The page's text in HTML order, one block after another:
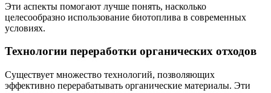
Эти аспекты помогают лучше понять, насколько
целесообразно использование биотоплива в современных
условиях.
Технологии переработки органических отходов
Существует множество технологий, позволяющих
эффективно перерабатывать органические материалы. Эти